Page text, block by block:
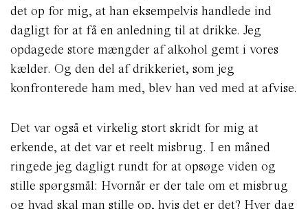
det op for mig, at han eksempelvis handlede ind
dagligt for at få en anledning til at drikke. Jeg
opdagede store mængder af alkohol gemt i vores
kælder. Og den del af drikkeriet, som jeg
konfronterede ham med, blev han ved med at afvise.
Det var også et virkelig stort skridt for mig at
erkende, at det var et reelt misbrug. I en måned
ringede jeg dagligt rundt for at opsøge viden og
stille spørgsmål: Hvornår er der tale om et misbrug
og hvad skal man stille op, hvis det er det? Hver dag